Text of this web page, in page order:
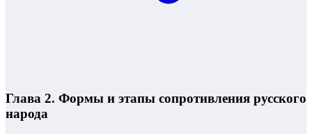
Глава 2. Формы и этапы сопротивления русского
народа